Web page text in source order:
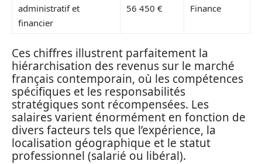
administratif et
financier
56 450 € Finance
Ces chiffres illustrent parfaitement la
hiérarchisation des revenus sur le marché
français contemporain, où les compétences
spécifiques et les responsabilités
stratégiques sont récompensées. Les
salaires varient énormément en fonction de
divers facteurs tels que l’expérience, la
localisation géographique et le statut
professionnel (salarié ou libéral).